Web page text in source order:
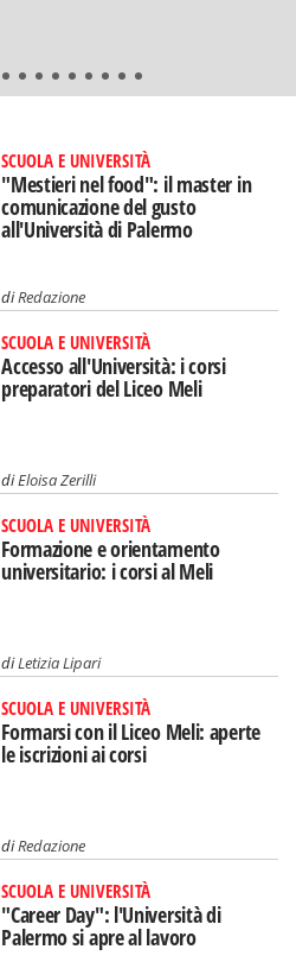
SCUOLA E UNIVERSITÀ
"Mestieri nel food": il master in
comunicazione del gusto
all'Università di Palermo
diRedazione
SCUOLA E UNIVERSITÀ
Accesso all'Università: i corsi
preparatori del Liceo Meli
diEloisa Zerilli
SCUOLA E UNIVERSITÀ
Formazione e orientamento
universitario: i corsi al Meli
diLetizia Lipari
SCUOLA E UNIVERSITÀ
Formarsi con il Liceo Meli: aperte
le iscrizioni ai corsi
diRedazione
SCUOLA E UNIVERSITÀ
"Career Day": l'Università di
Palermo si apre al lavoro